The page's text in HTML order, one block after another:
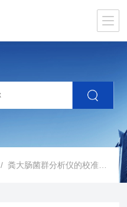
/ 粪大肠菌群分析仪的校准和维护重要性是什么？